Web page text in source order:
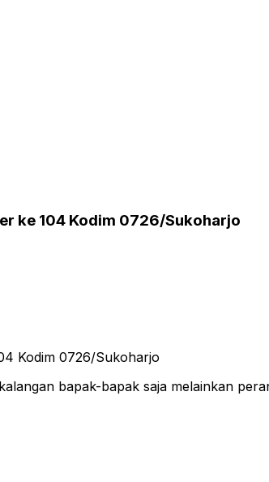
ke 104 Kodim 0726/Sukoharjo
bapak-bapak saja melainkan